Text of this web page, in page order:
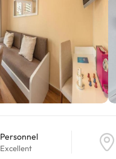
Personnel
Excellent